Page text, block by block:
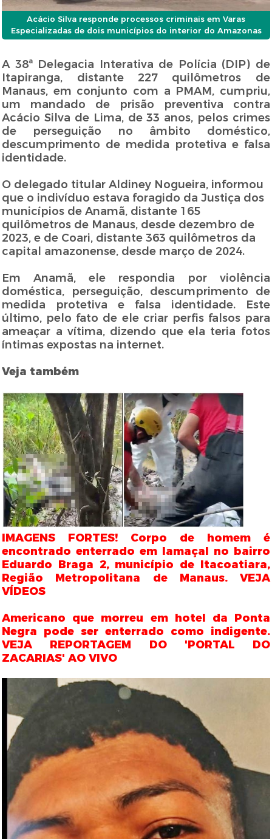
Acácio Silva responde processos criminais em Varas
Especializadas de dois municípios do interior do Amazonas
A 38ª Delegacia Interativa de Polícia (DIP) de
Itapiranga, distante 227 quilômetros de
Manaus, em conjunto com a PMAM, cumpriu,
um mandado de prisão preventiva contra
Acácio Silva de Lima, de 33 anos, pelos crimes
de perseguição no âmbito doméstico,
descumprimento de medida protetiva e falsa
identidade.
O delegado titular Aldiney Nogueira, informou
que o indivíduo estava foragido da Justiça dos
municípios de Anamã, distante 165
quilômetros de Manaus, desde dezembro de
2023, e de Coari, distante 363 quilômetros da
capital amazonense, desde março de 2024.
Em Anamã, ele respondia por violência
doméstica, perseguição, descumprimento de
medida protetiva e falsa identidade. Este
último, pelo fato de ele criar perfis falsos para
ameaçar a vítima, dizendo que ela teria fotos
íntimas expostas na internet.
Veja também
IMAGENS FORTES! Corpo de homem é
encontrado enterrado em lamaçal no bairro
Eduardo Braga 2, município de Itacoatiara,
Região Metropolitana de Manaus. VEJA
VÍDEOS
Americano que morreu em hotel da Ponta
Negra pode ser enterrado como indigente.
VEJA REPORTAGEM DO 'PORTAL DO
ZACARIAS' AO VIVO